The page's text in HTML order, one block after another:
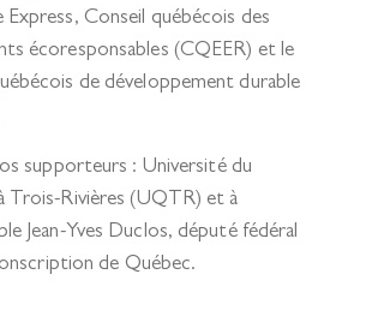
Express, Conseil québécois des
écoresponsables (CQEER) et le
de développement durable
supporteurs : Université du
Trois-Rivières (UQTR) et à
Jean-Yves Duclos, député fédéral
de Québec.